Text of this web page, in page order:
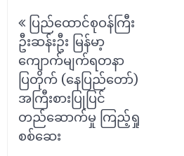
Post
navigation
ပြည်ထောင်စုဝန်ကြီး
ဦးဆန်းဦး မြန်မာ့
ကျောက်မျက်ရတနာ
ပြတိုက် (နေပြည်တော်)
အကြီးစားပြုပြင်
တည်ဆောက်မှု ကြည့်ရှု
စစ်ဆေး